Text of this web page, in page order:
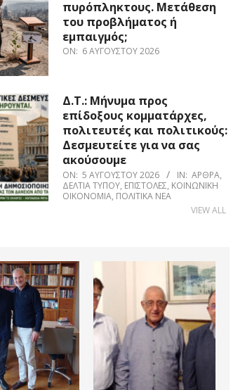
πυρόπληκτους. Μετάθεση
του προβλήματος ή
εμπαιγμός;
ON: 6 ΑΥΓΟΎΣΤΟΥ 2026
Δ.Τ.: Μήνυμα προς
επίδοξους κομματάρχες,
πολιτευτές και πολιτικούς:
Δεσμευτείτε για να σας
ακούσουμε
ON: 5 ΑΥΓΟΎΣΤΟΥ 2026 IN: ΆΡΘΡΑ,
ΔΕΛΤΊΑ ΤΎΠΟΥ, ΕΠΙΣΤΟΛΈΣ, ΚΟΙΝΩΝΙΚΉ
ΟΙΚΟΝΟΜΊΑ, ΠΟΛΙΤΙΚΆ ΝΈΑ
VIEW ALL